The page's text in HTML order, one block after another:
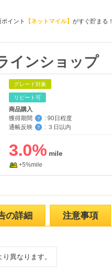
イント 【ネットマイル】 がすぐ貯まる！
インショップ
グレード対象
リピート可
商品購入
獲得期間
？ : 90日程度
通帳反映
？ : ３日以内
3.0%
+5%mile
の詳細 注意事項
異なります。